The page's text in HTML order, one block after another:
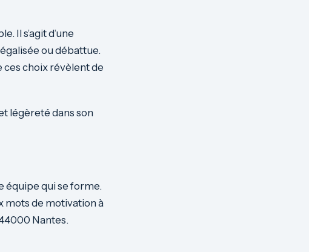
Il s’agit d’une
ou débattue.
ces choix révèlent de
légèreté dans son
équipe qui se forme.
mots de motivation à
Nantes.